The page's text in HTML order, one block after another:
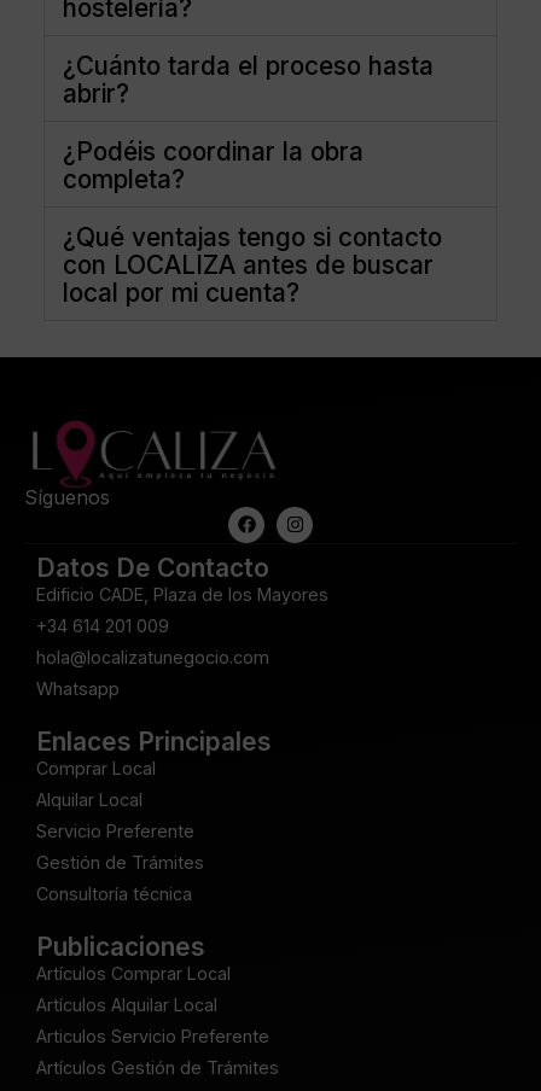
hostelería?
¿Cuánto tarda el proceso hasta
abrir?
¿Podéis coordinar la obra
completa?
¿Qué ventajas tengo si contacto
con LOCALIZA antes de buscar
local por mi cuenta?
Síguenos
Datos De Contacto
Edificio CADE, Plaza de los Mayores
+34 614 201 009
hola@localizatunegocio.com
Whatsapp
Enlaces Principales
Comprar Local
Alquilar Local
Servicio Preferente
Gestión de Trámites
Consultoría técnica
Publicaciones
Artículos Comprar Local
Artículos Alquilar Local
Articulos Servicio Preferente
Artículos Gestión de Trámites